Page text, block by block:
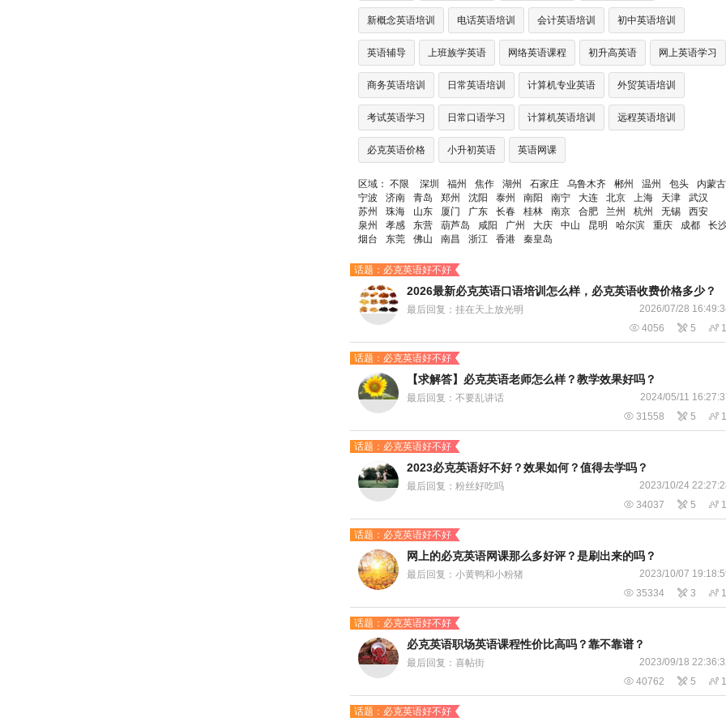
新概念英语培训 电话英语培训 会计英语培训 初中英语培训
英语辅导 上班族学英语 网络英语课程 初升高英语 网上英语学习
商务英语培训 日常英语培训 计算机专业英语 外贸英语培训
考试英语学习 日常口语学习 计算机英语培训 远程英语培训
必克英语价格 小升初英语 英语网课
区域： 不限 深圳 福州 焦作 湖州 石家庄 乌鲁木齐 郴州 温州 包头
内蒙古
宁波
济南 青岛 郑州 沈阳 泰州 南阳 南宁 大连 北京 上海 天津
武汉
苏州
珠海 山东 厦门 广东 长春 桂林 南京 合肥 兰州 杭州 无锡
西安
泉州
孝感 东营 葫芦岛 咸阳 广州 大庆 中山 昆明 哈尔滨 重庆 成都
长
烟台
东莞 佛山 南昌 浙江 香港 秦皇岛
话题：必克英语好不好
2026最新必克英语口语培训怎么样，必克英语收费价格多少？
最后回复：挂在天上放光明 2026/07/28
 4056  5  1
话题：必克英语好不好
【求解答】必克英语老师怎么样？教学效果好吗？
最后回复：不要乱讲话 2024/05/11
 31558  5  1
话题：必克英语好不好
2023必克英语好不好？效果如何？值得去学吗？
最后回复：粉丝好吃吗 2023/10/24
 34037  5  1
话题：必克英语好不好
网上的必克英语网课那么多好评？是刷出来的吗？
最后回复：小黄鸭和小粉猪 2023/10/07
 35334  3  1
话题：必克英语好不好
必克英语职场英语课程性价比高吗？靠不靠谱？
最后回复：喜帖街 2023/09/18
 40762  5  1
话题：必克英语好不好